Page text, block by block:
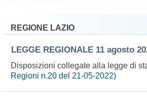
REGIONE LAZIO
LEGGE REGIONALE 11 agosto
Disposizioni collegate alla legge di
Regioni n.20 del 21-05-2022)